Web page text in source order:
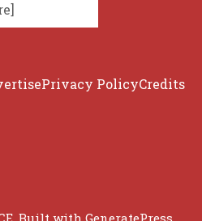
Privacy PolicyCredits